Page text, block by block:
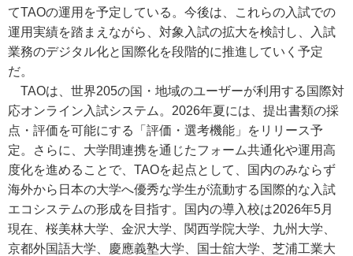
てTAOの運用を予定している。今後は、これらの入試での
運用実績を踏まえながら、対象入試の拡大を検討し、入試
業務のデジタル化と国際化を段階的に推進していく予定
だ。
TAOは、世界205の国・地域のユーザーが利用する国際対
応オンライン入試システム。2026年夏には、提出書類の採
点・評価を可能にする「評価・選考機能」をリリース予
定。さらに、大学間連携を通じたフォーム共通化や運用高
度化を進めることで、TAOを起点として、国内のみならず
海外から日本の大学へ優秀な学生が流動する国際的な入試
エコシステムの形成を目指す。国内の導入校は2026年5月
現在、桜美林大学、金沢大学、関西学院大学、九州大学、
京都外国語大学、慶應義塾大学、国士舘大学、芝浦工業大